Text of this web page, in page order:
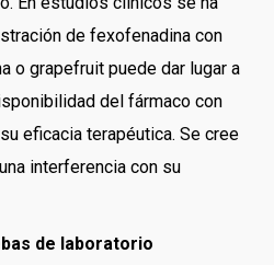
de fexofenadina con
o grapefruit puede dar lugar a
del fármaco con
eficacia terapéutica. Se cree
interferencia con su
de laboratorio